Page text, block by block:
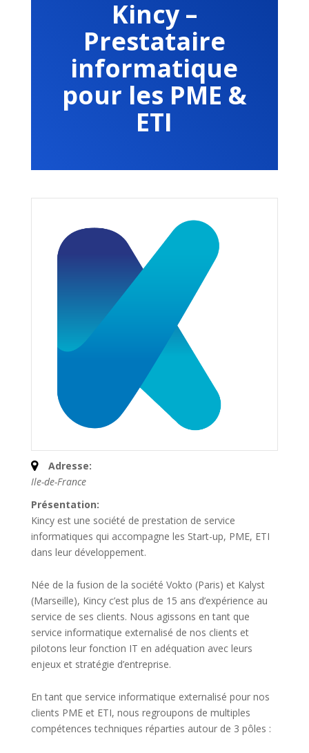
Kincy –
Prestataire
informatique
pour les PME &
ETI
Adresse:
Ile-de-France
Présentation:
Kincy est une société de prestation de service
informatiques qui accompagne les Start-up, PME, ETI
dans leur développement.
Née de la fusion de la société Vokto (Paris) et Kalyst
(Marseille), Kincy c’est plus de 15 ans d’expérience au
service de ses clients. Nous agissons en tant que
service informatique externalisé de nos clients et
pilotons leur fonction IT en adéquation avec leurs
enjeux et stratégie d’entreprise.
En tant que service informatique externalisé pour nos
clients PME et ETI, nous regroupons de multiples
compétences techniques réparties autour de 3 pôles :